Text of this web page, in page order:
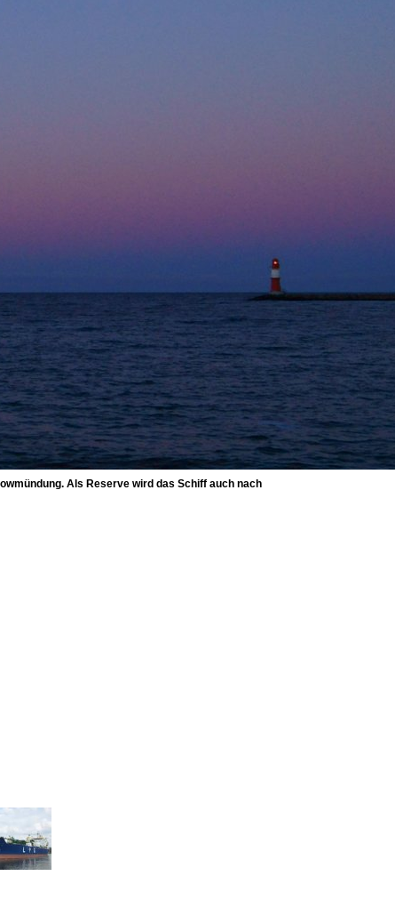
Als Reserve wird das Schiff auch nach